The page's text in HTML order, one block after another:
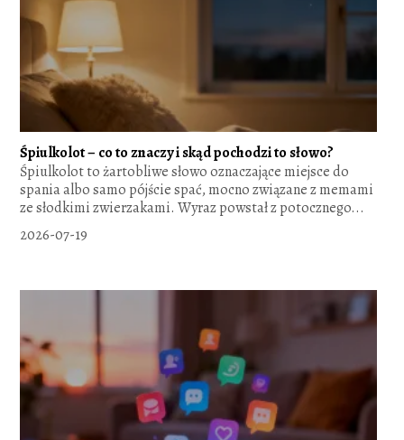
Śpiulkolot – co to znaczy i skąd pochodzi to słowo?
Śpiulkolot to żartobliwe słowo oznaczające miejsce do
spania albo samo pójście spać, mocno związane z memami
ze słodkimi zwierzakami. Wyraz powstał z potocznego...
2026-07-19